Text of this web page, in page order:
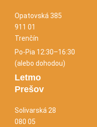
Opatovská 385
911 01
Trenčín
Po-Pia 12:30–16:30
(alebo dohodou)
Letmo
Prešov
Solivarská 28
080 05